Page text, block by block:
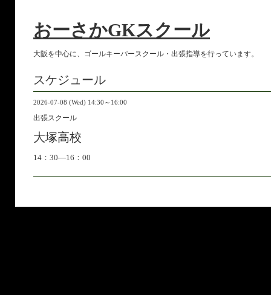
おーさかGKスクール
大阪を中心に、ゴールキーパースクール・出張指導を行っています。
スケジュール
2026-07-08 (Wed) 14:30～16:00
出張スクール
大塚高校
14：30―16：00